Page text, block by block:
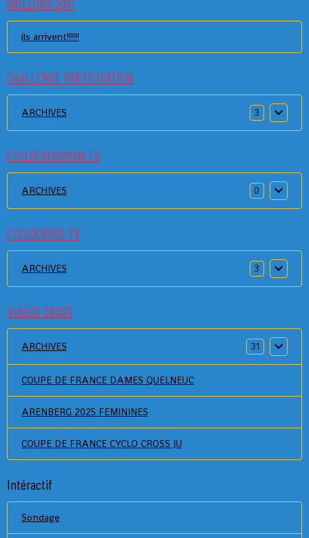
GRILLONS 2017
ils arrivent!!!!!!
CHALLENGE PARTICIPATION
ARCHIVES 3
CYCLOCROSSMAN.TV
ARCHIVES 0
CYCLOCROSS TV
ARCHIVES 3
VIDEOS CROSS
ARCHIVES 31
COUPE DE FRANCE DAMES QUELNEUC
ARENBERG 2025 FEMININES
COUPE DE FRANCE CYCLO CROSS JU
Intéractif
Sondage